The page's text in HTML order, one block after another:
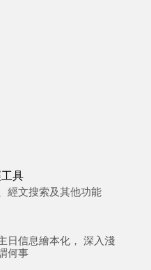
具
經文搜索及其他功能
日信息繪本化， 深入淺
何事